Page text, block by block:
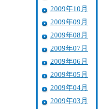
2009年10月
2009年09月
2009年08月
2009年07月
2009年06月
2009年05月
2009年04月
2009年03月